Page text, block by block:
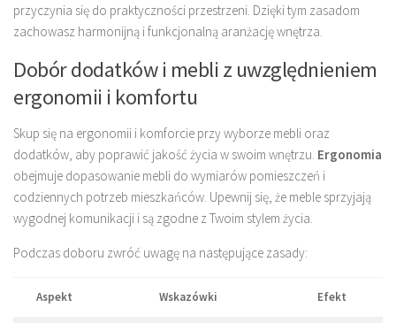
przyczynia się do praktyczności przestrzeni. Dzięki tym zasadom
zachowasz harmonijną i funkcjonalną aranżację wnętrza.
Dobór dodatków i mebli z uwzględnieniem
ergonomii i komfortu
Skup się na ergonomii i komforcie przy wyborze mebli oraz
dodatków, aby poprawić jakość życia w swoim wnętrzu. Ergonomia
obejmuje dopasowanie mebli do wymiarów pomieszczeń i
codziennych potrzeb mieszkańców. Upewnij się, że meble sprzyjają
wygodnej komunikacji i są zgodne z Twoim stylem życia.
Podczas doboru zwróć uwagę na następujące zasady:
Aspekt Wskazówki Efekt